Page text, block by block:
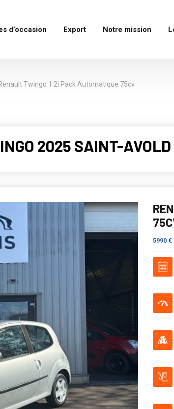
d’occasion Export Notre mission
Twingo 1.2i Pack Automatique 75cv
2025 SAINT-
5990 €